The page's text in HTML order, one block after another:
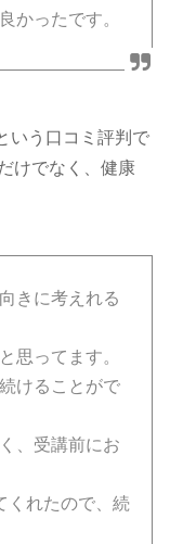
かったです。
いう口コミ評判で
けでなく、健康
きに考えれる
思ってます。
けることがで
、受講前にお
くれたので、続